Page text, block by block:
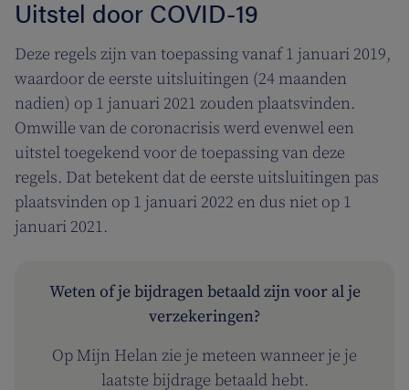
Uitstel door COVID-19
Deze regels zijn van toepassing vanaf 1 januari 2019,
waardoor de eerste uitsluitingen (24 maanden
nadien) op 1 januari 2021 zouden plaatsvinden.
Omwille van de coronacrisis werd evenwel een
uitstel toegekend voor de toepassing van deze
regels. Dat betekent dat de eerste uitsluitingen pas
plaatsvinden op 1 januari 2022 en dus niet op 1
januari 2021.
Weten of je bijdragen betaald zijn voor al je
verzekeringen?
Op Mijn Helan zie je meteen wanneer je je
laatste bijdrage betaald hebt.